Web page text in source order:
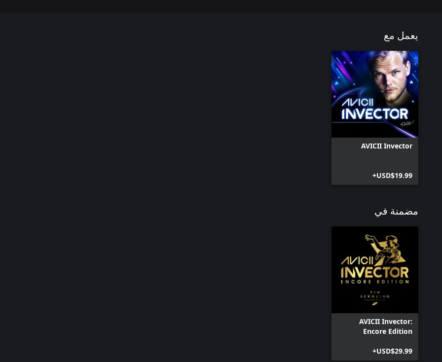
يعمل مع
AVICII Invector
USD$19.99+
مضمنة في
AVICII Invector:
Encore Edition
USD$29.99+